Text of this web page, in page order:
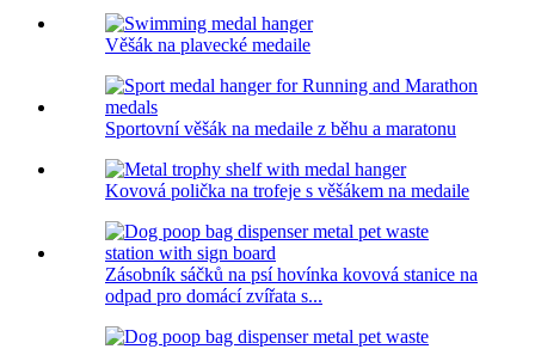
Věšák na plavecké medaile
Sportovní věšák na medaile z běhu a maratonu
Kovová polička na trofeje s věšákem na medaile
Zásobník sáčků na psí hovínka kovová stanice na
odpad pro domácí zvířata s...